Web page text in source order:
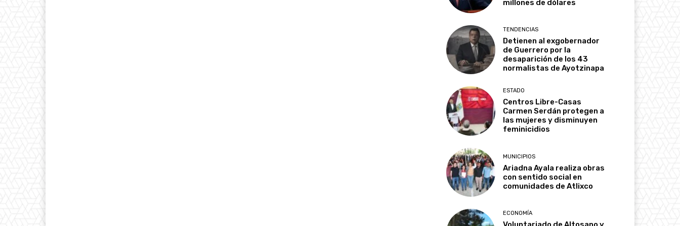
millones de dólares
TENDENCIAS
Detienen al exgobernador
de Guerrero por la
desaparición de los 43
normalistas de Ayotzinapa
ESTADO
Centros Libre-Casas
Carmen Serdán protegen a
las mujeres y disminuyen
feminicidios
MUNICIPIOS
Ariadna Ayala realiza obras
con sentido social en
comunidades de Atlixco
ECONOMÍA